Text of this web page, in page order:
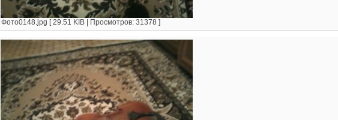
Фото0148.jpg [ 29.51 KIB | Просмотров: 31378 ]